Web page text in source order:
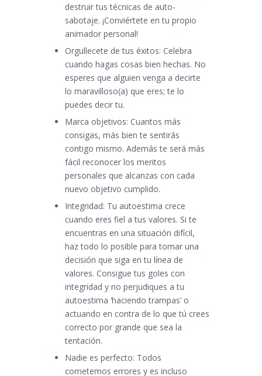
destruir tus técnicas de auto-
sabotaje. ¡Conviértete en tu propio
animador personal!
Orgullecete de tus éxitos: Celebra
cuando hagas cosas bien hechas. No
esperes que alguien venga a decirte
lo maravilloso(a) que eres; te lo
puedes decir tu.
Marca objetivos: Cuantos más
consigas, más bien te sentirás
contigo mismo. Además te será más
fácil reconocer los meritos
personales que alcanzas con cada
nuevo objetivo cumplido.
Integridad: Tu autoestima crece
cuando eres fiel a tus valores. Si te
encuentras en una situación difícil,
haz todo lo posible para tomar una
decisión que siga en tu línea de
valores. Consigue tus goles con
integridad y no perjudiques a tu
autoestima ‘haciendo trampas’ o
actuando en contra de lo que tú crees
correcto por grande que sea la
tentación.
Nadie es perfecto: Todos
cometemos errores y es incluso